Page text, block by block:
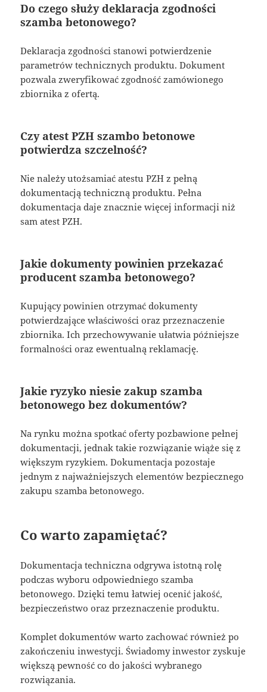
Do czego służy deklaracja zgodności
szamba betonowego?
Deklaracja zgodności stanowi potwierdzenie
parametrów technicznych produktu. Dokument
pozwala zweryfikować zgodność zamówionego
zbiornika z ofertą.
Czy atest PZH szambo betonowe
potwierdza szczelność?
Nie należy utożsamiać atestu PZH z pełną
dokumentacją techniczną produktu. Pełna
dokumentacja daje znacznie więcej informacji niż
sam atest PZH.
Jakie dokumenty powinien przekazać
producent szamba betonowego?
Kupujący powinien otrzymać dokumenty
potwierdzające właściwości oraz przeznaczenie
zbiornika. Ich przechowywanie ułatwia późniejsze
formalności oraz ewentualną reklamację.
Jakie ryzyko niesie zakup szamba
betonowego bez dokumentów?
Na rynku można spotkać oferty pozbawione pełnej
dokumentacji, jednak takie rozwiązanie wiąże się z
większym ryzykiem. Dokumentacja pozostaje
jednym z najważniejszych elementów bezpiecznego
zakupu szamba betonowego.
Co warto zapamiętać?
Dokumentacja techniczna odgrywa istotną rolę
podczas wyboru odpowiedniego szamba
betonowego. Dzięki temu łatwiej ocenić jakość,
bezpieczeństwo oraz przeznaczenie produktu.
Komplet dokumentów warto zachować również po
zakończeniu inwestycji. Świadomy inwestor zyskuje
większą pewność co do jakości wybranego
rozwiązania.